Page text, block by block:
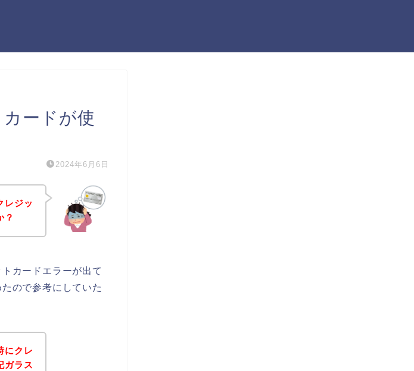
ードが使
2024年6月6日
レジッ
？
カードエラーが出て
ので参考にしていた
にクレ
ガラス